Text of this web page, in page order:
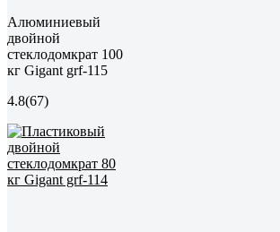
Алюминиевый
двойной
стеклодомкрат 100
кг Gigant grf-115
4.8(67)